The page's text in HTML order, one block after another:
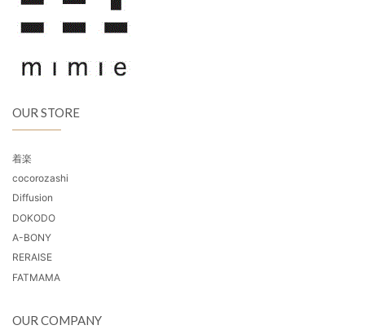
OUR STORE
着楽
cocorozashi
Diffusion
DOKODO
A-BONY
RERAISE
FATMAMA
OUR COMPANY